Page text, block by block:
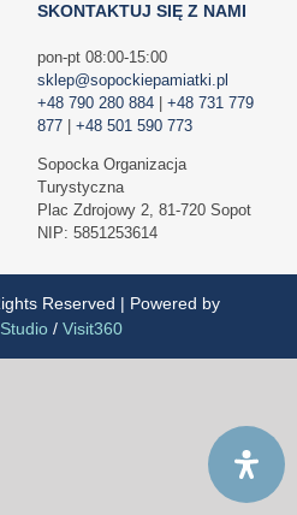
SKONTAKTUJ SIĘ Z NAMI
pon-pt 08:00-15:00
sklep@sopockiepamiatki.pl
+48 790 280 884| +48 731 779
877| +48 501 590 773
Sopocka Organizacja
Turystyczna
Plac Zdrojowy 2, 81-720 Sopot
NIP: 5851253614
Reserved | Powered by
/ Visit360